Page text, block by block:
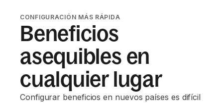
CONFIGURACIÓN MÁS RÁPIDA
Beneficios
asequibles en
cualquier lugar
Configurar beneficios en nuevos países es difícil